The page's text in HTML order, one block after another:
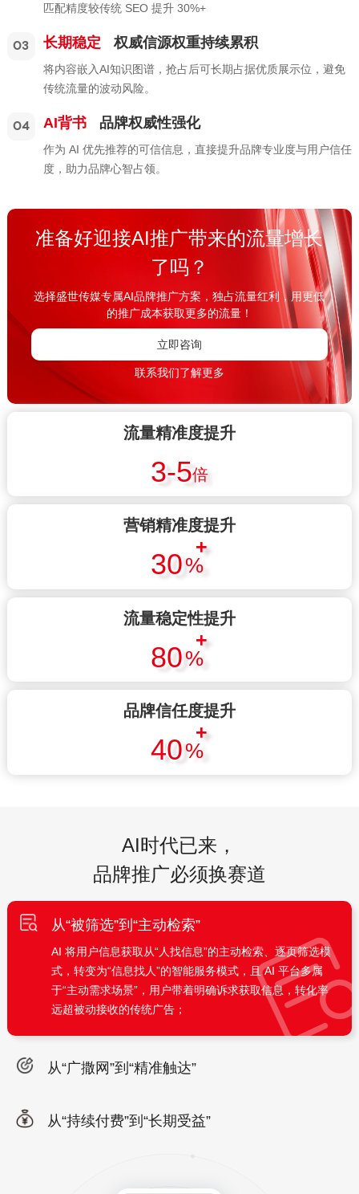
匹配精度较传统 SEO 提升 30%+
03 长期稳定 权威信源权重持续累积
将内容嵌入AI知识图谱，抢占后可长期占据优质展示位，避免
传统流量的波动风险。
04 AI背书 品牌权威性强化
作为 AI 优先推荐的可信信息，直接提升品牌专业度与用户信任
度，助力品牌心智占领。
准备好迎接AI推广带来的流量增长
了吗？
选择盛世传媒专属AI品牌推广方案，独占流量红利，用更低
的推广成本获取更多的流量！
立即咨询
联系我们了解更多
流量精准度提升
3-5倍
营销精准度提升
30%
+
流量稳定性提升
80%
+
品牌信任度提升
40%
+
AI时代已来，
品牌推广必须换赛道
从“被筛选”到“主动检索”
AI 将用户信息获取从“人找信息”的主动检索、逐页筛选模
式，转变为“信息找人”的智能服务模式，且 AI 平台多属
于“主动需求场景”，用户带着明确诉求获取信息，转化率
远超被动接收的传统广告；
从“广撒网”到“精准触达”
从“持续付费”到“长期受益”